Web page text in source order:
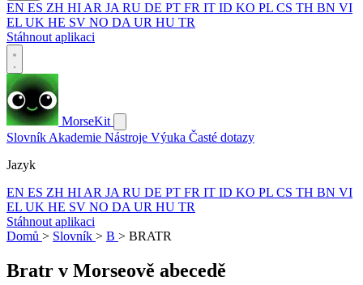
EN ES ZH HI AR JA RU DE PT FR IT ID KO PL CS TH BN VI
EL UK HE SV NO DA UR HU TR
Stáhnout aplikaci
MorseKit
Slovník Akademie Nástroje Výuka Časté dotazy
Jazyk
EN ES ZH HI AR JA RU DE PT FR IT ID KO PL CS TH BN VI
EL UK HE SV NO DA UR HU TR
Stáhnout aplikaci
Domů > Slovník > B > BRATR
Bratr v Morseově abecedě